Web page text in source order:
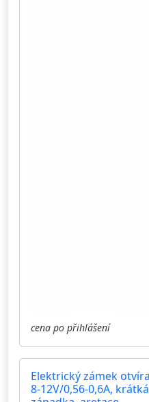
cena po přihlášení
Elektrický zámek
8-12V/0,56-0,6A,